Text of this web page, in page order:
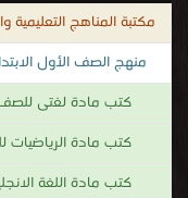
مكتبة المناهج التعليمية
منهج الصف الأول
كتب مادة لغتى للصف
كتب مادة الرياضيات
كتب مادة اللغة